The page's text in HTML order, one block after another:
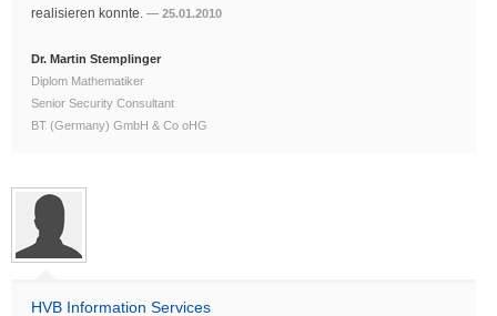
realisieren konnte.
25.01.2010
Dr. Martin Stemplinger
Diplom Mathematiker
Senior Security Consultant
BT (Germany) GmbH & Co oHG
HVB Information Services